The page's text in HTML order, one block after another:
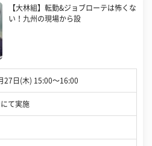
【大林組】転勤&ジョブローテは怖くな
い！九州の現場から設
27日(木) 15:00〜16:00
て実施